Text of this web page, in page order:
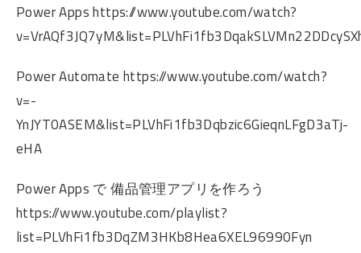
Power Apps https://www.youtube.com/watch?
Power Automate https://www.youtube.com/watch?
v=-
YnJYT0ASEM&list=PLVhFi1fb3Dqbzic6GieqnLFgD3aTj-
eHA
Power Apps で 備品管理アプリを作ろう
https://www.youtube.com/playlist?
list=PLVhFi1fb3DqZM3HKb8Hea6XEL96990Fyn